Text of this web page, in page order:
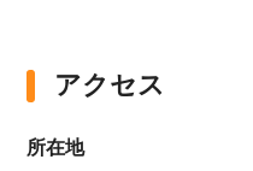
アクセス
所在地